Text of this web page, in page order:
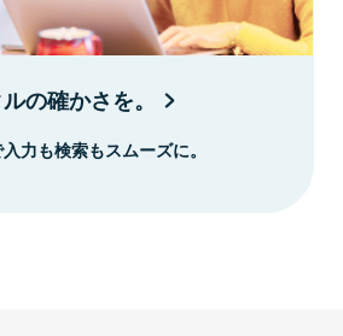
の確かさを。
力も検索もスムーズに。